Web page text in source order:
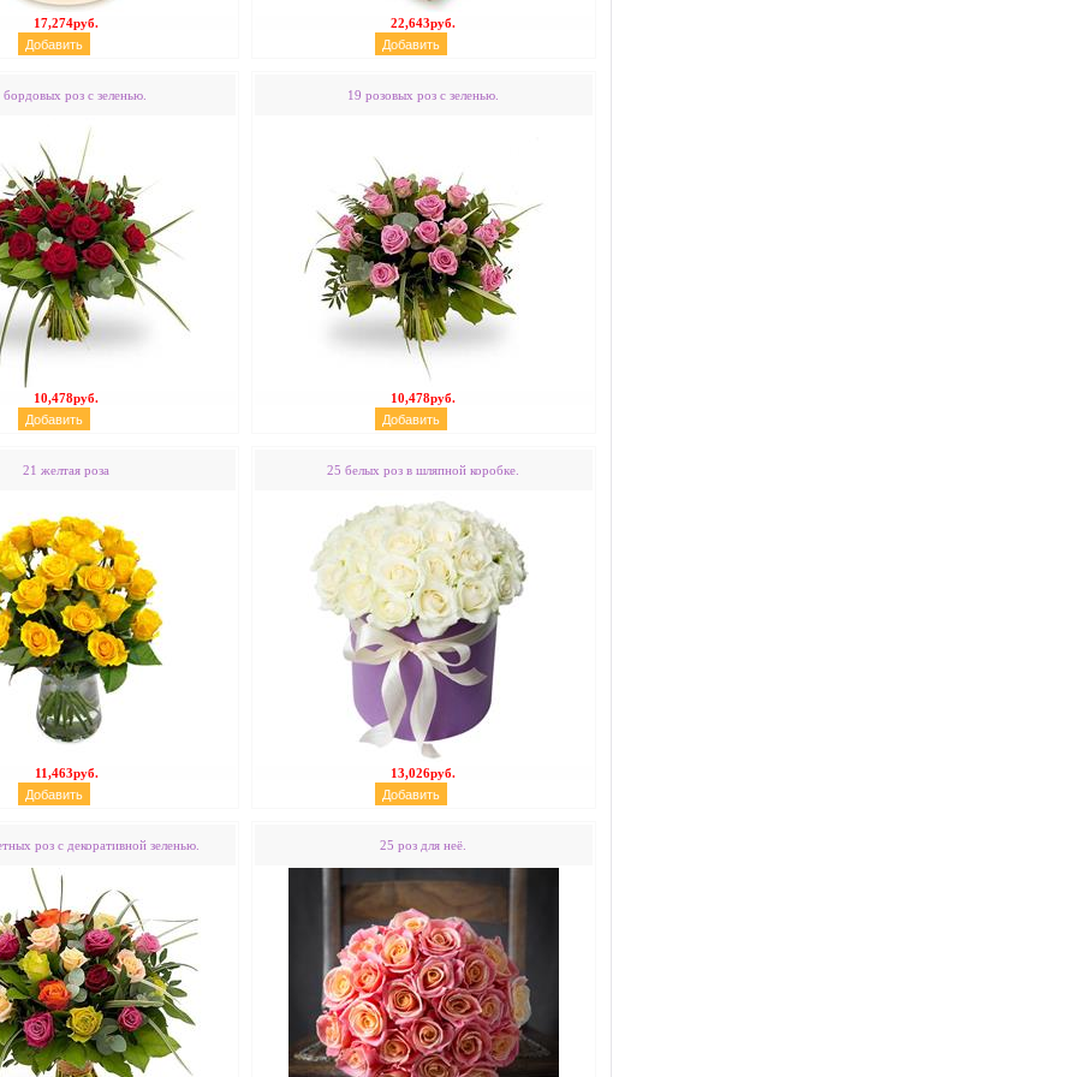
17,274руб. 22,643руб.
бордовых роз с зеленью.
10,478руб.
19 розовых роз с зеленью.
10,478руб.
21 желтая роза
11,463руб.
25 белых роз в шляпной коробке.
13,026руб.
роз с декоративной зеленью. 25 роз для неё.